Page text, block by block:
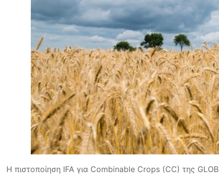
Η πιστοποίηση IFA για Combinable Crops (CC) της